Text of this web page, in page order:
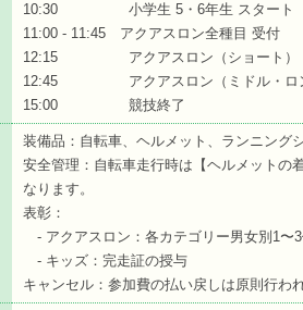
10:30 小学生 5・6年生 スタート
11:00 - 11:45 アクアスロン全種目 受付
12:15 アクアスロン（ショート）
12:45 アクアスロン（ミドル・ロン
15:00 競技終了
装備品：自転車、ヘルメット、ランニング
安全管理：自転車走行時は【ヘルメットの
なります。
表彰：
- アクアスロン：各カテゴリー男女別1〜
- キッズ：完走証の授与
キャンセル：参加費の払い戻しは原則行わ